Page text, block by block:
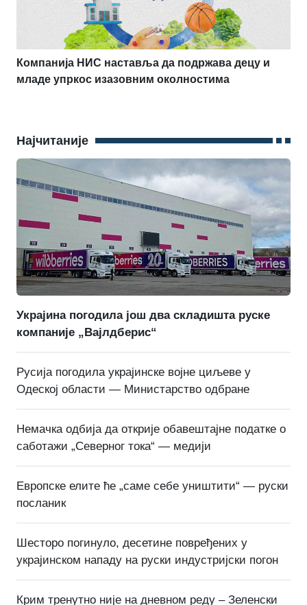
Компанија НИС наставља да подржава децу и
младе упркос изазовним околностима
Најчитаније
Украјина погодила још два складишта руске
компаније „Вајлдберис“
Русија погодила украјинске војне циљеве у
Одеској области — Министарство одбране
Немачка одбија да открије обавештајне податке о
саботажи „Северног тока“ — медији
Европске елите ће „саме себе уништити“ — руски
посланик
Шесторо погинуло, десетине повређених у
украјинском нападу на руски индустријски погон
Крим тренутно није на дневном реду – Зеленски